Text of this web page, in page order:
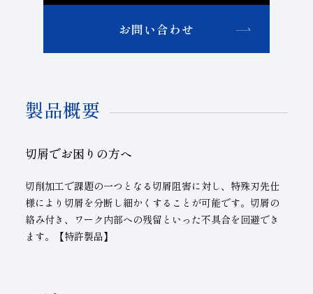
お問い合わせ
製品概要
切屑でお困りの方へ
切削加工で課題の一つとなる切屑阻害に対し、特殊刃先仕
様により切屑を分断し細かくすることが可能です。切屑の
絡み付き、ワーク内部への残留といった不具合を回避でき
ます。【特許製品】